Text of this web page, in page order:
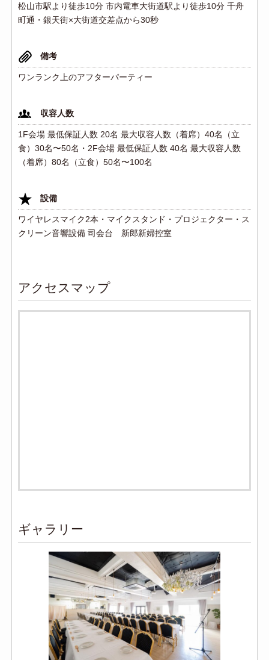
松山市駅より徒歩10分 市内電車大街道駅より徒歩10分 千舟
町通・銀天街×大街道交差点から30秒
備考
ワンランク上のアフターパーティー
収容人数
1F会場 最低保証人数 20名 最大収容人数（着席）40名（立
食）30名〜50名・2F会場 最低保証人数 40名 最大収容人数
（着席）80名（立食）50名〜100名
設備
ワイヤレスマイク2本・マイクスタンド・プロジェクター・ス
クリーン音響設備 司会台 新郎新婦控室
アクセスマップ
ギャラリー